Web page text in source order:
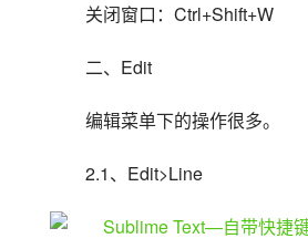
关闭窗口：Ctrl+Shift+W
二、Edit
编辑菜单下的操作很多。
2.1、Edit>Line